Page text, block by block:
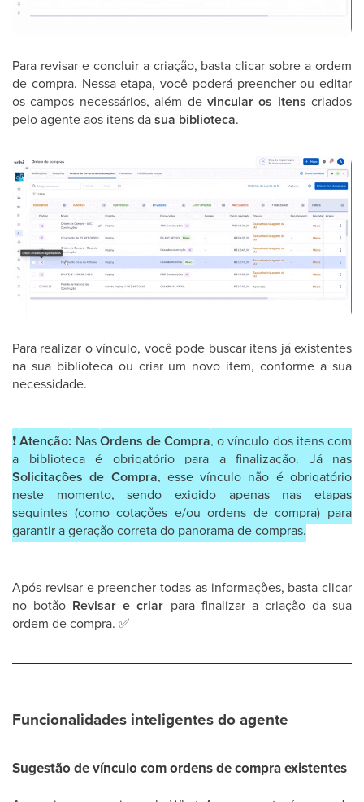
Para revisar e concluir a criação, basta clicar sobre a ordem
de compra. Nessa etapa, você poderá preencher ou editar
os campos necessários, além de vincular os itens criados
pelo agente aos itens dasua biblioteca.
Para realizar o vínculo, você pode buscar itens já existentes
na sua biblioteca ou criar um novo item, conforme a sua
necessidade.
❗Atenção: NasOrdens de Compra, o vínculo dos itens com
a biblioteca é obrigatório para a finalização. Já nas
Solicitações de Compra, esse vínculo não é obrigatório
neste momento, sendo exigido apenas nas etapas
seguintes (como cotações e/ou ordens de compra) para
garantir a geração correta do panorama de compras.
Após revisar e preencher todas as informações, basta clicar
no botão Revisar e criar para finalizar a criação da sua
ordem de compra. ✅
Funcionalidades inteligentes do agente
Sugestão de vínculo com ordens de compra existentes